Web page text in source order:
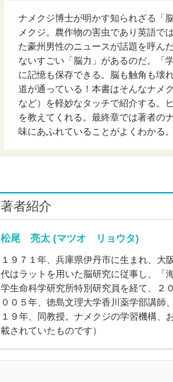
ナメクジ博士が明かす知られざる「
メクジ。農作物の害虫であり英語で
た豪州男性のニュースが話題を呼ん
ないすごい「脳力」があるのだ。「
に記憶も保存できる。脳も触角も壊
道が通っている！本書はそんなナメ
など）を軽妙なタッチで紹介する。
を教えてくれる。最終章では著者の
味にあふれていることがよくわかる
著者紹介
松尾 亮太 (マツオ リョウタ)
１９７１年、兵庫県伊丹市に生まれ、大
代はラットを用いた脳研究に従事し、「
学生命科学研究所特別研究員を経て、２
００５年、徳島文理大学香川薬学部講師
１９年、同教授。ナメクジの学習機構、
載されていたものです）